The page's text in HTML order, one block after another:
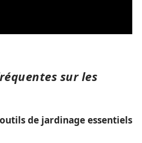
sur les
de jardinage essentiels